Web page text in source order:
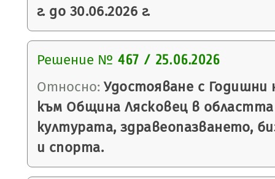
г. до 30.06.2026 г.
Решение № 467 / 25.06.2026
Относно: Удостояване с Годишни
към Община Лясковец в
културата, здравеопазването,
и спорта.